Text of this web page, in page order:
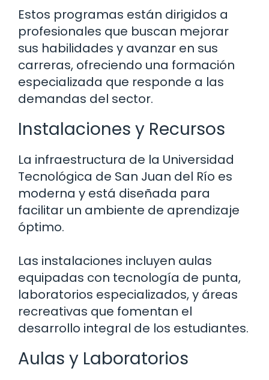
Estos programas están dirigidos a
profesionales que buscan mejorar
sus habilidades y avanzar en sus
carreras, ofreciendo una formación
especializada que responde a las
demandas del sector.
Instalaciones y Recursos
La infraestructura de la Universidad
Tecnológica de San Juan del Río es
moderna y está diseñada para
facilitar un ambiente de aprendizaje
óptimo.
Las instalaciones incluyen aulas
equipadas con tecnología de punta,
laboratorios especializados, y áreas
recreativas que fomentan el
desarrollo integral de los estudiantes.
Aulas y Laboratorios